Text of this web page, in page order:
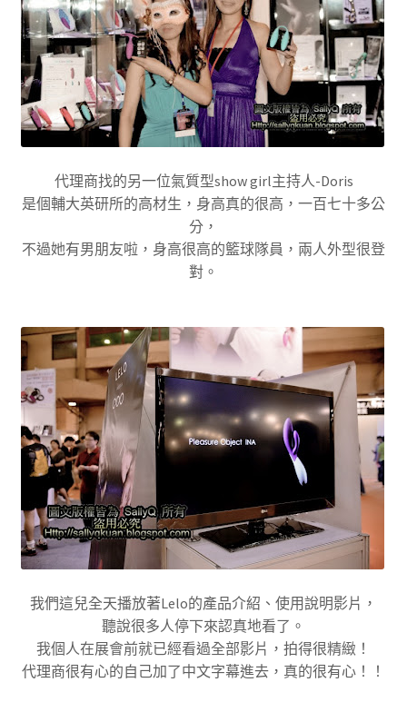
代理商找的另一位氣質型show girl主持人-Doris
是個輔大英研所的高材生，身高真的很高，一百七十多公
分，
不過她有男朋友啦，身高很高的籃球隊員，兩人外型很登
對。
我們這兒全天播放著Lelo的產品介紹、使用說明影片，
聽說很多人停下來認真地看了。
我個人在展會前就已經看過全部影片，拍得很精緻！
代理商很有心的自己加了中文字幕進去，真的很有心！！